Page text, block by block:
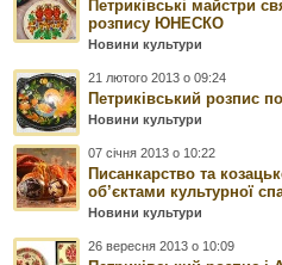
Петриківські майстри
розпису ЮНЕСКО
Новини культури
21 лютого 2013 о 09:24
Петриківський розпис
Новини культури
07 січня 2013 о 10:22
Писанкарство та
об’єктами культурної
Новини культури
26 вересня 2013 о 10:09